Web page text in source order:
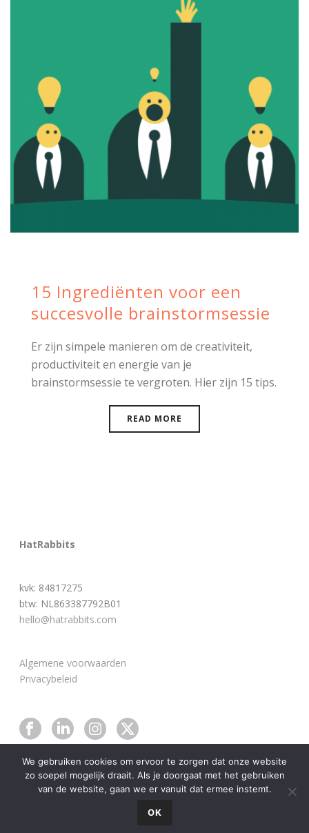
15 Ingrediënten voor een
succesvolle brainstormsessie
Er zijn simpele manieren om de creativiteit,
productiviteit en energie van je
brainstormsessie te vergroten. Hier zijn 15 tips.
READ MORE
HatRabbits
kvk: 84817275
btw: NL863387792B01
hello@hatrabbits.com
Algemene voorwaarden
Privacybeleid
We gebruiken cookies om ervoor te zorgen dat onze website
zo soepel mogelijk draait. Als je doorgaat met het gebruiken
van de website, gaan we er vanuit dat ermee instemt.
OK